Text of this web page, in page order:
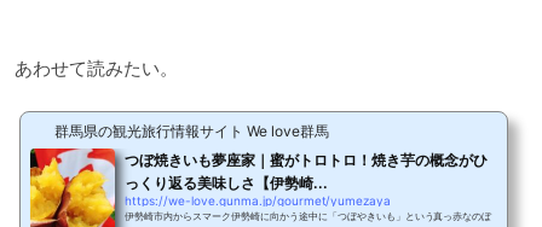
あわせて読みたい。
群馬県の観光旅行情報サイト We love群馬
つぼ焼きいも夢座家｜蜜がトロトロ！焼き芋の概念がひ
っくり返る美味しさ【伊勢崎...
https://we-love.gunma.jp/gourmet/yumezaya
伊勢崎市内からスマーク伊勢崎に向かう途中に「つぼやきいも」という真っ赤なのぼ